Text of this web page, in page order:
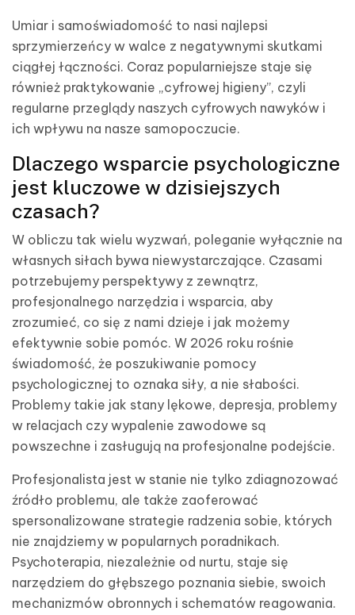
Umiar i samoświadomość to nasi najlepsi
sprzymierzeńcy w walce z negatywnymi skutkami
ciągłej łączności. Coraz popularniejsze staje się
również praktykowanie „cyfrowej higieny”, czyli
regularne przeglądy naszych cyfrowych nawyków i
ich wpływu na nasze samopoczucie.
Dlaczego wsparcie psychologiczne
jest kluczowe w dzisiejszych
czasach?
W obliczu tak wielu wyzwań, poleganie wyłącznie na
własnych siłach bywa niewystarczające. Czasami
potrzebujemy perspektywy z zewnątrz,
profesjonalnego narzędzia i wsparcia, aby
zrozumieć, co się z nami dzieje i jak możemy
efektywnie sobie pomóc. W 2026 roku rośnie
świadomość, że poszukiwanie pomocy
psychologicznej to oznaka siły, a nie słabości.
Problemy takie jak stany lękowe, depresja, problemy
w relacjach czy wypalenie zawodowe są
powszechne i zasługują na profesjonalne podejście.
Profesjonalista jest w stanie nie tylko zdiagnozować
źródło problemu, ale także zaoferować
spersonalizowane strategie radzenia sobie, których
nie znajdziemy w popularnych poradnikach.
Psychoterapia, niezależnie od nurtu, staje się
narzędziem do głębszego poznania siebie, swoich
mechanizmów obronnych i schematów reagowania.